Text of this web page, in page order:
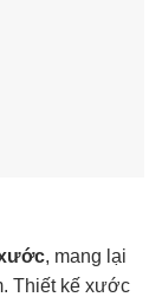
, mang lại
Thiết kế xước